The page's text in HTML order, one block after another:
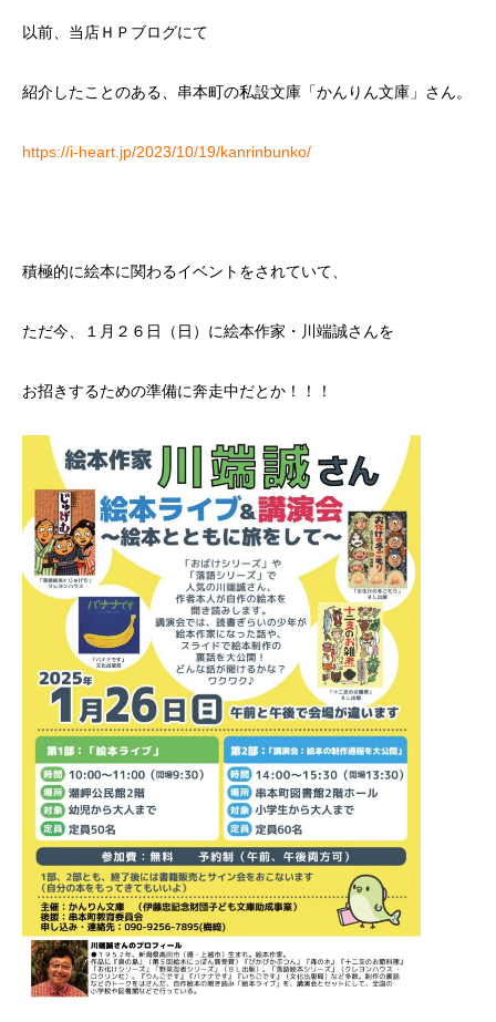
以前、当店ＨＰブログにて
紹介したことのある、串本町の私設文庫「かんりん文庫」さん。
https://i-heart.jp/2023/10/19/kanrinbunko/
積極的に絵本に関わるイベントをされていて、
ただ今、１月２６日（日）に絵本作家・川端誠さんを
お招きするための準備に奔走中だとか！！！